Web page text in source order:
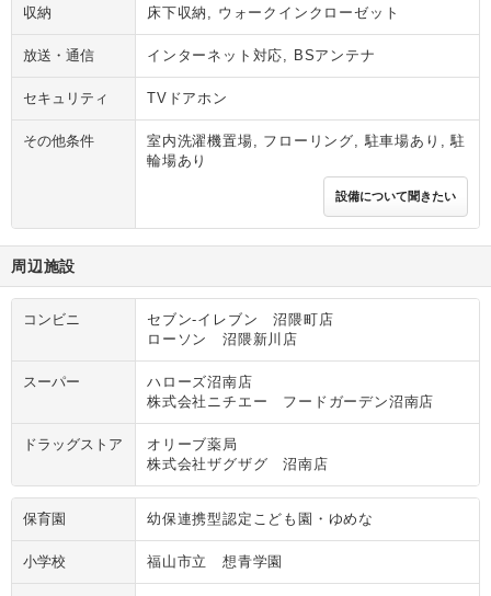
収納 床下収納, ウォークインクローゼット
放送・通信 インターネット対応, BSアンテナ
セキュリティ TVドアホン
その他条件
室内洗濯機置場, フローリング, 駐車場あり, 駐
輪場あり
設備について聞きたい
周辺施設
コンビニ
セブン‐イレブン 沼隈町店
ローソン 沼隈新川店
スーパー
ハローズ沼南店
株式会社ニチエー フードガーデン沼南店
ドラッグストア
オリーブ薬局
株式会社ザグザグ 沼南店
保育園 幼保連携型認定こども園・ゆめな
小学校 福山市立 想青学園